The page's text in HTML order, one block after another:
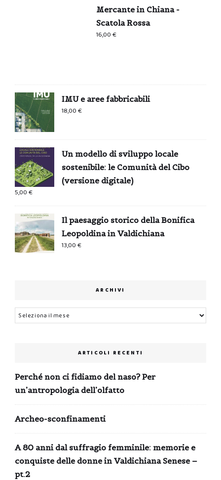
Mercante in Chiana -
Scatola Rossa
16,00€
IMU e aree fabbricabili
18,00€
Un modello di sviluppo locale
sostenibile: le Comunità del Cibo
(versione digitale)
5,00€
Il paesaggio storico della Bonifica
Leopoldina in Valdichiana
13,00€
ARCHIVI
Archivi
ARTICOLI RECENTI
Perché non ci fidiamo del naso? Per
un’antropologia dell’olfatto
Archeo-sconfinamenti
A 80 anni dal suffragio femminile: memorie e
conquiste delle donne in Valdichiana Senese –
pt.2